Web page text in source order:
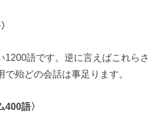
1200語です。逆に言えばこれらさ
で殆どの会話は事足ります。
400語〉